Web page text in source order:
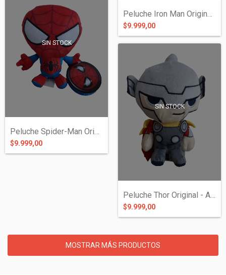
Peluche Iron Man Original - Avengers
$9.999,00
SIN STOCK
Peluche Spider-Man Original Avengers
$9.999,00
SIN STOCK
Peluche Thor Original - Avengers
$9.999,00
MOSTRAR MÁS PRODUCTOS